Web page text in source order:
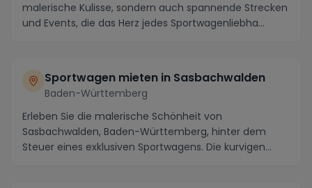
malerische Kulisse, sondern auch spannende Strecken
und Events, die das Herz jedes Sportwagenliebha...
Sportwagen mieten in Sasbachwalden
Baden-Württemberg
Erleben Sie die malerische Schönheit von
Sasbachwalden, Baden-Württemberg, hinter dem
Steuer eines exklusiven Sportwagens. Die kurvigen